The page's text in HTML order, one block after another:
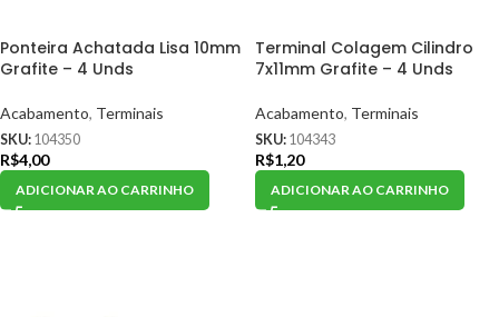
Ponteira Achatada Lisa 10mm
Grafite – 4 Unds
Acabamento, Terminais
SKU: 104350
R$4,00
ADICIONAR AO CARRINHO
Terminal Colagem Cilindro
7x11mm Grafite – 4 Unds
Acabamento, Terminais
SKU: 104343
R$1,20
ADICIONAR AO CARRINHO